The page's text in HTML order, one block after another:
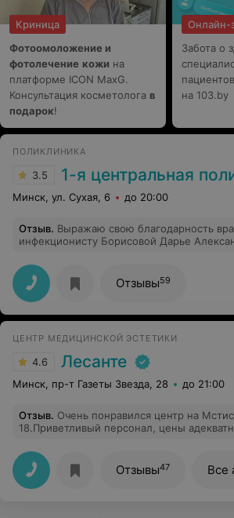
Криница
Фотоомоложение и
фотолечение кожи на
платформе ICON MaxG.
Консультация косметолога в
подарок!
Онлайн-
Забота о
на 103.by
ПОЛИКЛИНИКА
3.5 1-я центральная
Минск, ул. Сухая, 6 до 20:00
Отзыв. Выражаю свою благодарность
инфекционисту Борисовой Дарье
отзывчивая, вежливая в обращениях со
пациентами. Очень сильно помогла
различными анализами (терапевты были
провела диагностику общего состояния
(грамотно измерила давление и т.п.),
Александровна всегда поможет во всём и
отфутболит как некоторые врачи. В целом
благодарна ей во всём! В будущем буду
только к ней. Мой самый любимый
поликлиннике!
Отзывы59
ЦЕНТР МЕДИЦИНСКОЙ ЭСТЕТИКИ
4.6 Лесанте
Минск, пр-т Газеты Звезда, 28 до 21:00
Отзыв. Очень понравился центр на
18.Приветливый персонал, цены
аккуратная, внимательная, приветливая.
Отзывы47 Все